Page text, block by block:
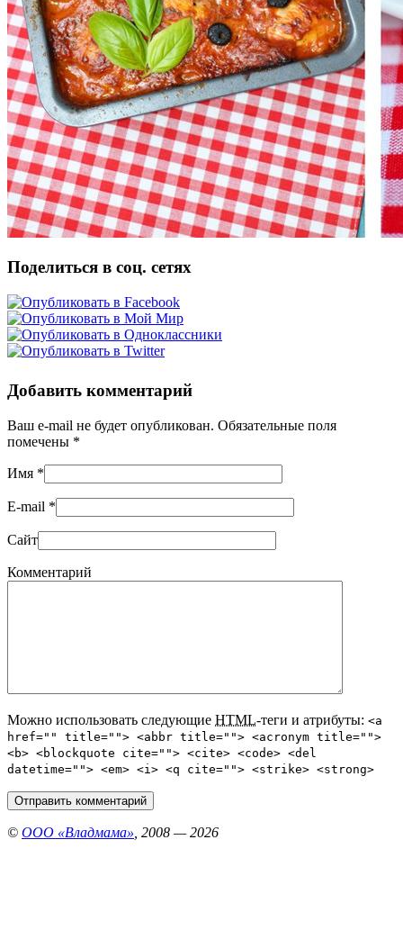
Поделиться в соц. сетях
Добавить комментарий
Ваш e-mail не будет опубликован. Обязательные поля
помечены *
Имя *
E-mail *
Сайт
Комментарий
Можно использовать следующие HTML-теги и атрибуты: <a
href="" title=""> <abbr title=""> <acronym title="">
<b> <blockquote cite=""> <cite> <code> <del
datetime=""> <em> <i> <q cite=""> <strike> <strong>
© ООО «Владмама» , 2008 — 2026